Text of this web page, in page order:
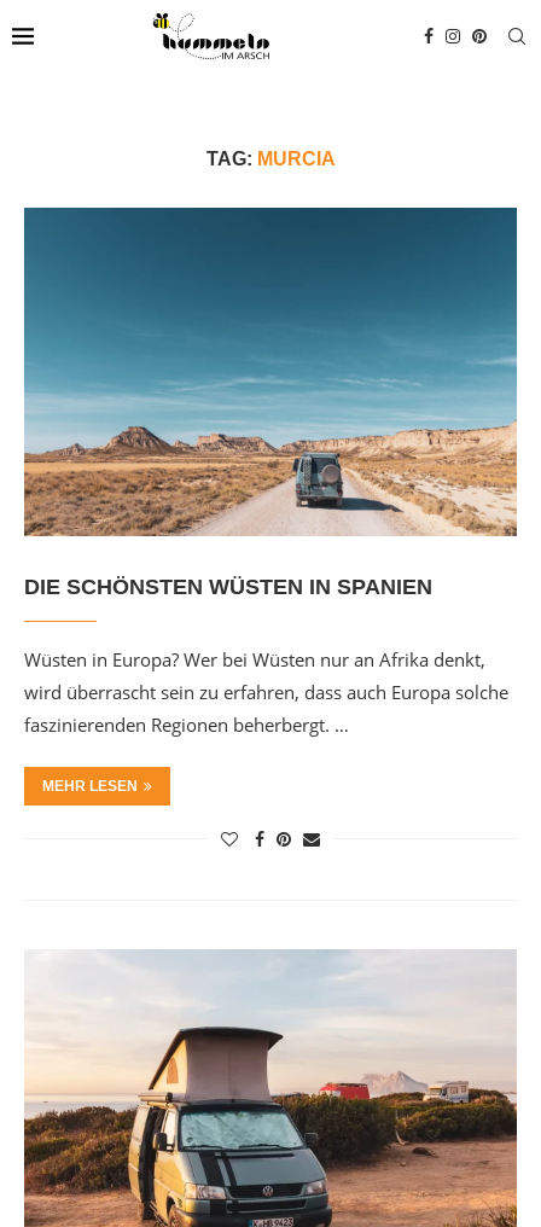
TAG: MURCIA
DIE SCHÖNSTEN WÜSTEN IN SPANIEN
Wüsten in Europa? Wer bei Wüsten nur an Afrika denkt,
wird überrascht sein zu erfahren, dass auch Europa solche
faszinierenden Regionen beherbergt. …
MEHR LESEN